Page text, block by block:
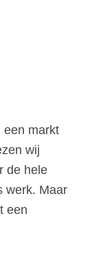
een markt
wij
de hele
werk. Maar
een